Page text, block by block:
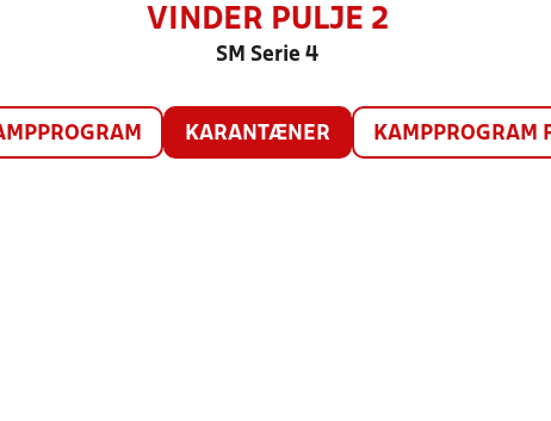
VINDER PULJE 2
SM Serie 4
KARANTÆNER KAMPPROGRAM